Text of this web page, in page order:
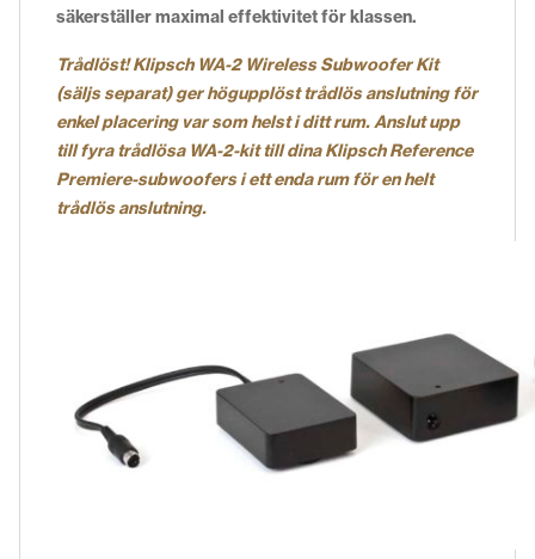
säkerställer maximal effektivitet för klassen.
Trådlöst! Klipsch WA-2 Wireless Subwoofer Kit
(säljs separat) ger högupplöst trådlös anslutning för
enkel placering var som helst i ditt rum. Anslut upp
till fyra trådlösa WA-2-kit till dina Klipsch Reference
Premiere-subwoofers i ett enda rum för en helt
trådlös anslutning.